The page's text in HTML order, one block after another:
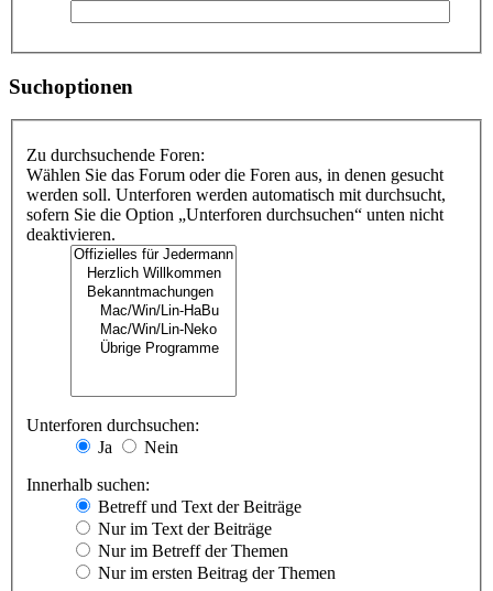
Suchoptionen
Zu durchsuchende Foren:
Wählen Sie das Forum oder die Foren aus, in denen gesucht
werden soll. Unterforen werden automatisch mit durchsucht,
sofern Sie die Option „Unterforen durchsuchen“ unten nicht
deaktivieren.
Unterforen durchsuchen:
Ja
Nein
Innerhalb suchen:
Betreff und Text der Beiträge
Nur im Text der Beiträge
Nur im Betreff der Themen
Nur im ersten Beitrag der Themen